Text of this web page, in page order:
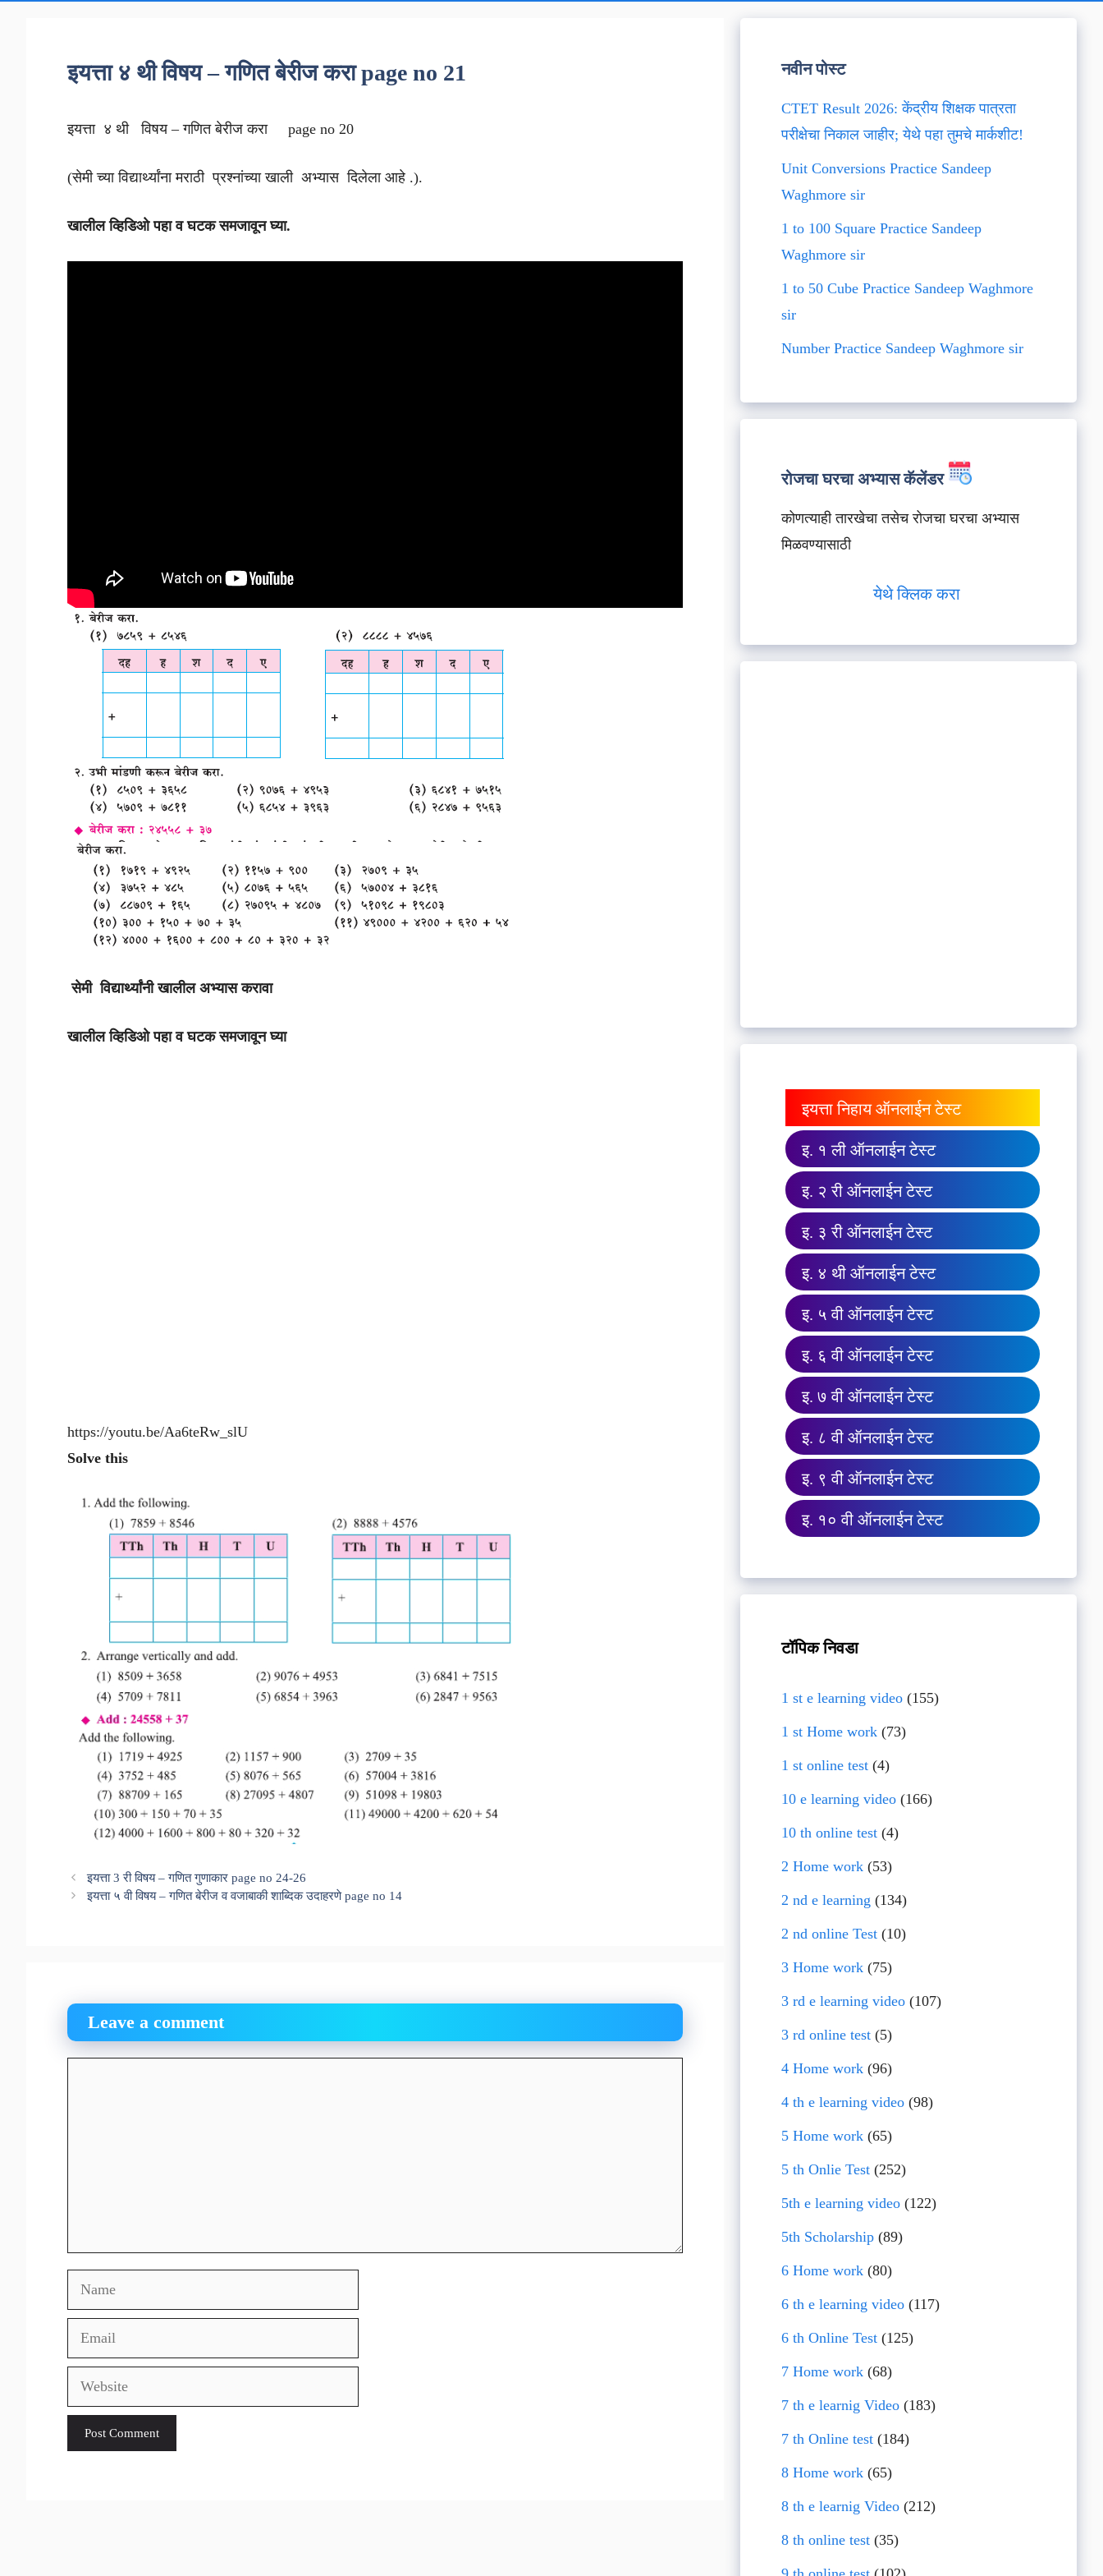
इयत्ता ४ थी विषय – गणित बेरीज करा page no 21
इयत्ता ४ थी विषय – गणित बेरीज करा page no 20
(सेमी च्या विद्यार्थ्यांना मराठी प्रश्नांच्या खाली अभ्यास दिलेला आहे .).
खालील व्हिडिओ पहा व घटक समजावून घ्या.
सेमी विद्यार्थ्यांनी खालील अभ्यास करावा
खालील व्हिडिओ पहा व घटक समजावून घ्या
https://youtu.be/Aa6teRw_slU
Solve this
इयत्ता 3 री विषय – गणित गुणाकार page no 24-26
इयत्ता ५ वी विषय – गणित बेरीज व वजाबाकी शाब्दिक उदाहरणे page no 14
Leave a comment
Name
Email
Website
नवीन पोस्ट
CTET Result 2026: केंद्रीय शिक्षक पात्रता
परीक्षेचा निकाल जाहीर; येथे पहा तुमचे मार्कशीट!
Unit Conversions Practice Sandeep
Waghmore sir
1 to 100 Square Practice Sandeep
Waghmore sir
1 to 50 Cube Practice Sandeep Waghmore
sir
Number Practice Sandeep Waghmore sir
रोजचा घरचा अभ्यास कॅलेंडर
कोणत्याही तारखेचा तसेच रोजचा घरचा अभ्यास
मिळवण्यासाठी
येथे क्लिक करा
इयत्ता निहाय ऑनलाईन टेस्ट
इ. १ ली ऑनलाईन टेस्ट
इ. २ री ऑनलाईन टेस्ट
इ. ३ री ऑनलाईन टेस्ट
इ. ४ थी ऑनलाईन टेस्ट
इ. ५ वी ऑनलाईन टेस्ट
इ. ६ वी ऑनलाईन टेस्ट
इ. ७ वी ऑनलाईन टेस्ट
इ. ८ वी ऑनलाईन टेस्ट
इ. ९ वी ऑनलाईन टेस्ट
इ. १० वी ऑनलाईन टेस्ट
टॉपिक निवडा
1 st e learning video(155)
1 st Home work(73)
1 st online test(4)
10 e learning video(166)
10 th online test(4)
2 Home work(53)
2 nd e learning (134)
2 nd online Test(10)
3 Home work(75)
3 rd e learning video(107)
3 rd online test(5)
4 Home work(96)
4 th e learning video(98)
5 Home work(65)
5 th Onlie Test(252)
5th e learning video(122)
5th Scholarship(89)
6 Home work(80)
6 th e learning video(117)
6 th Online Test(125)
7 Home work(68)
7 th e learnig Video(183)
7 th Online test(184)
8 Home work(65)
8 th e learnig Video(212)
8 th online test(35)